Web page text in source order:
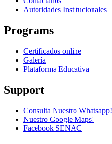
Autoridades Institucionales
Programs
Certificados online
Galería
Plataforma Educativa
Support
Consulta Nuestro Whatsapp!
Nuestro Google Maps!
Facebook SENAC